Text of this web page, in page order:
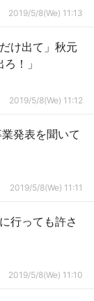
2019/5/8(We) 11:13
け出て」秋元
！」
2019/5/8(We) 11:12
発表を聞いて
2019/5/8(We) 11:11
行っても許さ
2019/5/8(We) 11:10